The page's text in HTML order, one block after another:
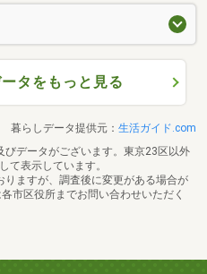
タをもっと見る
暮らしデータ提供元： 生活ガイド.com
データがございます。東京23区以外
て表示しています。
ますが、調査後に変更がある場合が
市区役所までお問い合わせいただく